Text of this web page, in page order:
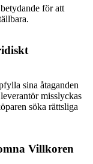
för att
sina åtaganden
misslyckas
söka rättsliga
Villkoren